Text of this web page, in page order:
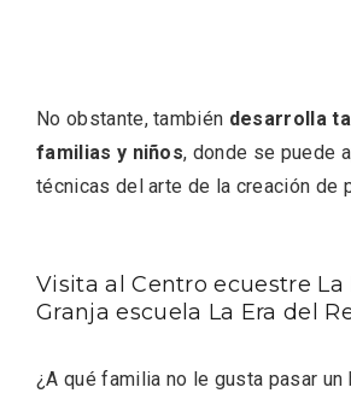
No obstante, también desarrolla
familias y niños, donde se puede
técnicas del arte de la creación de
Visita al Centro ecuestre La
Granja escuela La Era del
¿A qué familia no le gusta pasar un